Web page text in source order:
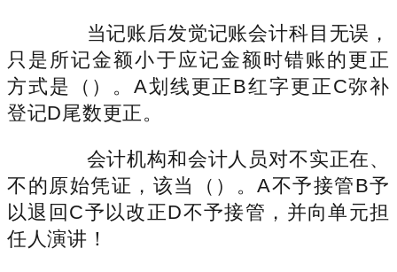
当记账后发觉记账会计科目无误，
只是所记金额小于应记金额时错账的更正
方式是（）。A划线更正B红字更正C弥补
登记D尾数更正。
会计机构和会计人员对不实正在、
不的原始凭证，该当（）。A不予接管B予
以退回C予以改正D不予接管，并向单元担
任人演讲！